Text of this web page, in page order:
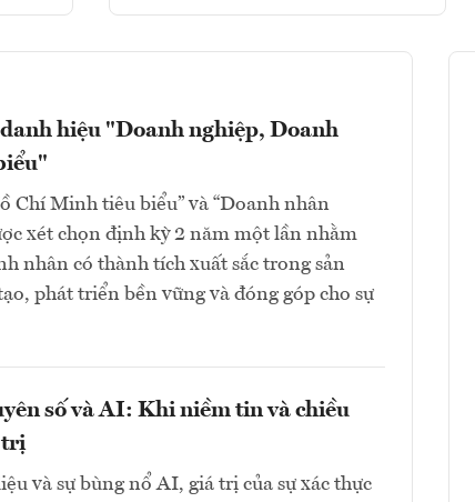
hiệu "Doanh nghiệp, Doanh
Chí Minh tiêu biểu” và “Doanh nhân
xét chọn định kỳ 2 năm một lần nhằm
nhân có thành tích xuất sắc trong sản
phát triển bền vững và đóng góp cho sự
số và AI: Khi niềm tin và chiều
trị
và sự bùng nổ AI, giá trị của sự xác thực